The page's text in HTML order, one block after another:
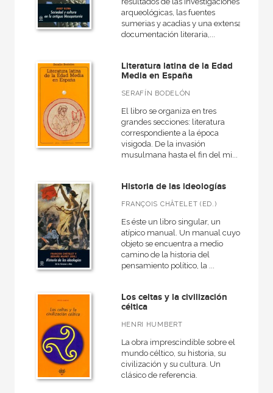
arqueológicas, las fuentes
sumerias y acadias y una extensa
documentación literaria,...
Literatura latina de la Edad
Media en España
SERAFÍN BODELÓN
El libro se organiza en tres
grandes secciones: literatura
correspondiente a la época
visigoda. De la invasión
musulmana hasta el fin del mi...
Historia de las ideologías
FRANÇOIS CHÂTELET (ED.)
Es éste un libro singular, un
atípico manual. Un manual cuyo
objeto se encuentra a medio
camino de la historia del
pensamiento político, la ...
Los celtas y la civilización
céltica
HENRI HUMBERT
La obra imprescindible sobre el
mundo céltico, su historia, su
civilización y su cultura. Un
clásico de referencia.